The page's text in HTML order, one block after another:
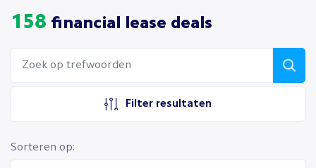
158 financial lease deals
Filter resultaten
Sorteren op: